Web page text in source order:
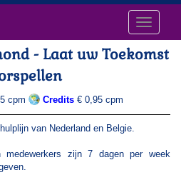
Toggle
- Laat uw Toekomst
cpm Credits€ 0,95 cpm
van Nederland en Belgie.
medewerkers zijn 7 dagen per week